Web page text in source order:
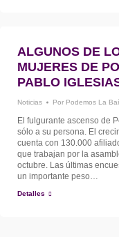
ALGUNOS DE
MUJERES DE
PABLO
Noticias Por Podemos La
El fulgurante ascenso de
sólo a su persona. El
cuenta con 130.000
que trabajan por la
octubre. Las últimas
un importante peso…
Detalles